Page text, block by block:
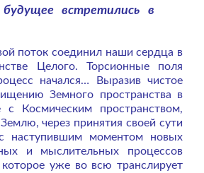
встретились в
поток соединил наши сердца в
Целого. Торсионные поля
начался… Выразив чистое
Земного пространства в
с Космическим пространством,
через принятия своей сути
наступившим моментом новых
и мыслительных процессов
уже во всю транслирует